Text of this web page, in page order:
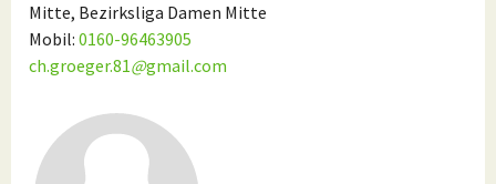
Mitte, Bezirksliga Damen Mitte
Mobil: 0160-96463905
ch.groeger.81@gmail.com